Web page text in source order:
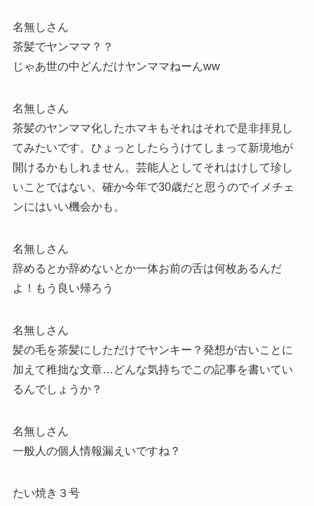
名無しさん
茶髪でヤンママ？？
じゃあ世の中どんだけヤンママねーんww
名無しさん
茶髪のヤンママ化したホマキもそれはそれで是非拝見し
てみたいです。ひょっとしたらうけてしまって新境地が
開けるかもしれません。芸能人としてそれはけして珍し
いことではない。確か今年で30歳だと思うのでイメチェ
ンにはいい機会かも。
名無しさん
辞めるとか辞めないとか一体お前の舌は何枚あるんだ
よ！もう良い帰ろう
名無しさん
髪の毛を茶髪にしただけでヤンキー？発想が古いことに
加えて稚拙な文章…どんな気持ちでこの記事を書いてい
るんでしょうか？
名無しさん
一般人の個人情報漏えいですね？
たい焼き３号